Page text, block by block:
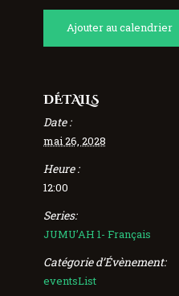
Ajouter au calendrier
DÉTAILS
Date :
mai 26, 2028
Heure :
12:00
Series:
JUMU’AH 1- Français
Catégorie d’Évènement:
eventsList